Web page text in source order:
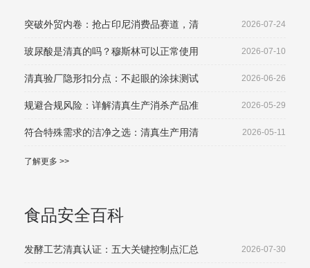
突破外贸内卷：抢占印尼消费品赛道，清 2026-07-24
玻尿酸是清真的吗？穆斯林可以正常使用 2026-07-10
清真验厂隐形扣分点：不起眼的涂抹测试 2026-06-26
规避合规风险：详解清真生产消杀产品准 2026-05-29
符合特殊需求的洁净之选：清真生产用清 2026-05-11
了解更多 >>
食品安全百科
发酵工艺清真认证：五大关键控制点汇总 2026-07-30